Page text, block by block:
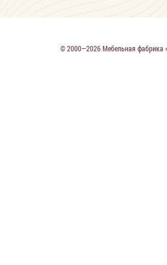
© 2000—2026 Мебельная фабрика